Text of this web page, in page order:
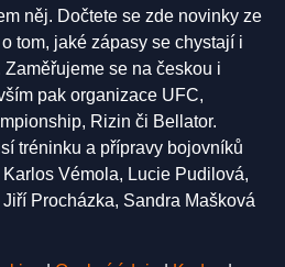
něj. Dočtete se zde novinky ze
tom, jaké zápasy se chystají i
se na českou i
pak organizace UFC,
Rizin či Bellator.
tréninku a přípravy bojovníků
Vémola, Lucie Pudilová,
Procházka, Sandra Mašková